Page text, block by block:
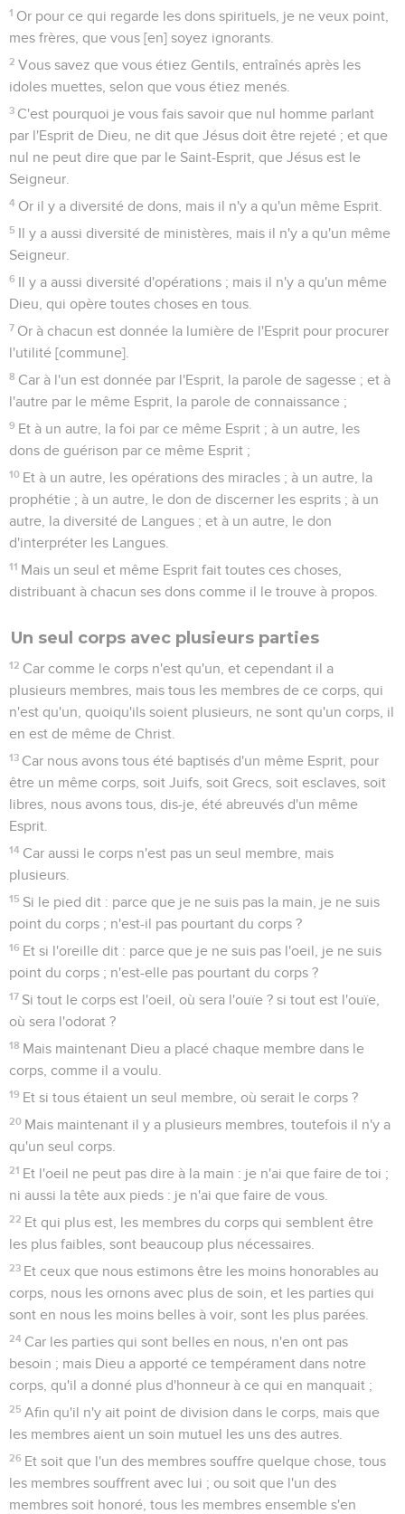
1 Or pour ce qui regarde les dons spirituels, je ne veux point,
mes frères, que vous [en] soyez ignorants.
2 Vous savez que vous étiez Gentils, entraînés après les
idoles muettes, selon que vous étiez menés.
3 C'est pourquoi je vous fais savoir que nul homme parlant
par l'Esprit de Dieu, ne dit que Jésus doit être rejeté ; et que
nul ne peut dire que par le Saint-Esprit, que Jésus est le
Seigneur.
4 Or il y a diversité de dons, mais il n'y a qu'un même Esprit.
5 Il y a aussi diversité de ministères, mais il n'y a qu'un même
Seigneur.
6 Il y a aussi diversité d'opérations ; mais il n'y a qu'un même
Dieu, qui opère toutes choses en tous.
7 Or à chacun est donnée la lumière de l'Esprit pour procurer
l'utilité [commune].
8 Car à l'un est donnée par l'Esprit, la parole de sagesse ; et à
l'autre par le même Esprit, la parole de connaissance ;
9 Et à un autre, la foi par ce même Esprit ; à un autre, les
dons de guérison par ce même Esprit ;
10 Et à un autre, les opérations des miracles ; à un autre, la
prophétie ; à un autre, le don de discerner les esprits ; à un
autre, la diversité de Langues ; et à un autre, le don
d'interpréter les Langues.
11 Mais un seul et même Esprit fait toutes ces choses,
distribuant à chacun ses dons comme il le trouve à propos.
Un seul corps avec plusieurs parties
12 Car comme le corps n'est qu'un, et cependant il a
plusieurs membres, mais tous les membres de ce corps, qui
n'est qu'un, quoiqu'ils soient plusieurs, ne sont qu'un corps, il
en est de même de Christ.
13 Car nous avons tous été baptisés d'un même Esprit, pour
être un même corps, soit Juifs, soit Grecs, soit esclaves, soit
libres, nous avons tous, dis-je, été abreuvés d'un même
Esprit.
14 Car aussi le corps n'est pas un seul membre, mais
plusieurs.
15 Si le pied dit : parce que je ne suis pas la main, je ne suis
point du corps ; n'est-il pas pourtant du corps ?
16 Et si l'oreille dit : parce que je ne suis pas l'oeil, je ne suis
point du corps ; n'est-elle pas pourtant du corps ?
17 Si tout le corps est l'oeil, où sera l'ouïe ? si tout est l'ouïe,
où sera l'odorat ?
18 Mais maintenant Dieu a placé chaque membre dans le
corps, comme il a voulu.
19 Et si tous étaient un seul membre, où serait le corps ?
20 Mais maintenant il y a plusieurs membres, toutefois il n'y a
qu'un seul corps.
21 Et l'oeil ne peut pas dire à la main : je n'ai que faire de toi ;
ni aussi la tête aux pieds : je n'ai que faire de vous.
22 Et qui plus est, les membres du corps qui semblent être
les plus faibles, sont beaucoup plus nécessaires.
23 Et ceux que nous estimons être les moins honorables au
corps, nous les ornons avec plus de soin, et les parties qui
sont en nous les moins belles à voir, sont les plus parées.
24 Car les parties qui sont belles en nous, n'en ont pas
besoin ; mais Dieu a apporté ce tempérament dans notre
corps, qu'il a donné plus d'honneur à ce qui en manquait ;
25 Afin qu'il n'y ait point de division dans le corps, mais que
les membres aient un soin mutuel les uns des autres.
26 Et soit que l'un des membres souffre quelque chose, tous
les membres souffrent avec lui ; ou soit que l'un des
membres soit honoré, tous les membres ensemble s'en